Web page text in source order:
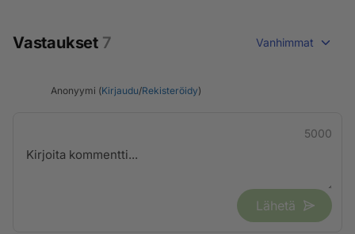
Vastaukset 7 Vanhimmat
Anonyymi (Kirjaudu/Rekisteröidy)
5000
Lähetä